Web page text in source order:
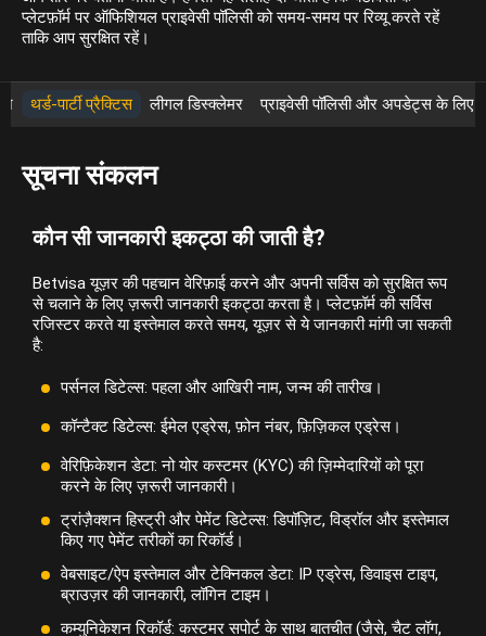
प्लेटफ़ॉर्म पर ऑफिशियल प्राइवेसी पॉलिसी को समय-समय पर रिव्यू करते रहें
ताकि आप सुरक्षित रहें।
थर्ड-पार्टी प्रैक्टिस लीगल डिस्क्लेमर प्राइवेसी पॉलिसी और अपडेट्स के लिए
सूचना संकलन
कौन सी जानकारी इकट्ठा की जाती है?
Betvisa यूज़र की पहचान वेरिफ़ाई करने और अपनी सर्विस को सुरक्षित रूप
से चलाने के लिए ज़रूरी जानकारी इकट्ठा करता है। प्लेटफ़ॉर्म की सर्विस
रजिस्टर करते या इस्तेमाल करते समय, यूज़र से ये जानकारी मांगी जा सकती
है:
पर्सनल डिटेल्स: पहला और आखिरी नाम, जन्म की तारीख।
कॉन्टैक्ट डिटेल्स: ईमेल एड्रेस, फ़ोन नंबर, फ़िज़िकल एड्रेस।
वेरिफ़िकेशन डेटा: नो योर कस्टमर (KYC) की ज़िम्मेदारियों को पूरा
करने के लिए ज़रूरी जानकारी।
ट्रांज़ैक्शन हिस्ट्री और पेमेंट डिटेल्स: डिपॉज़िट, विड्रॉल और इस्तेमाल
किए गए पेमेंट तरीकों का रिकॉर्ड।
वेबसाइट/ऐप इस्तेमाल और टेक्निकल डेटा: IP एड्रेस, डिवाइस टाइप,
ब्राउज़र की जानकारी, लॉगिन टाइम।
कम्युनिकेशन रिकॉर्ड: कस्टमर सपोर्ट के साथ बातचीत (जैसे, चैट लॉग,